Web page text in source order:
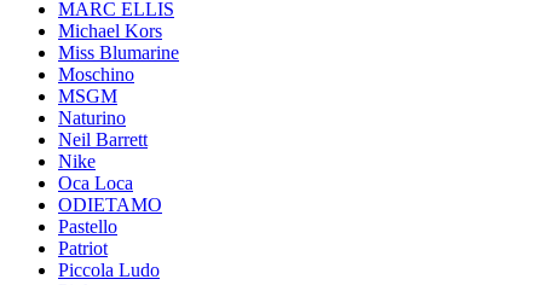
MARC ELLIS
Michael Kors
Miss Blumarine
Moschino
MSGM
Naturino
Neil Barrett
Nike
Oca Loca
ODIETAMO
Pastello
Patriot
Piccola Ludo